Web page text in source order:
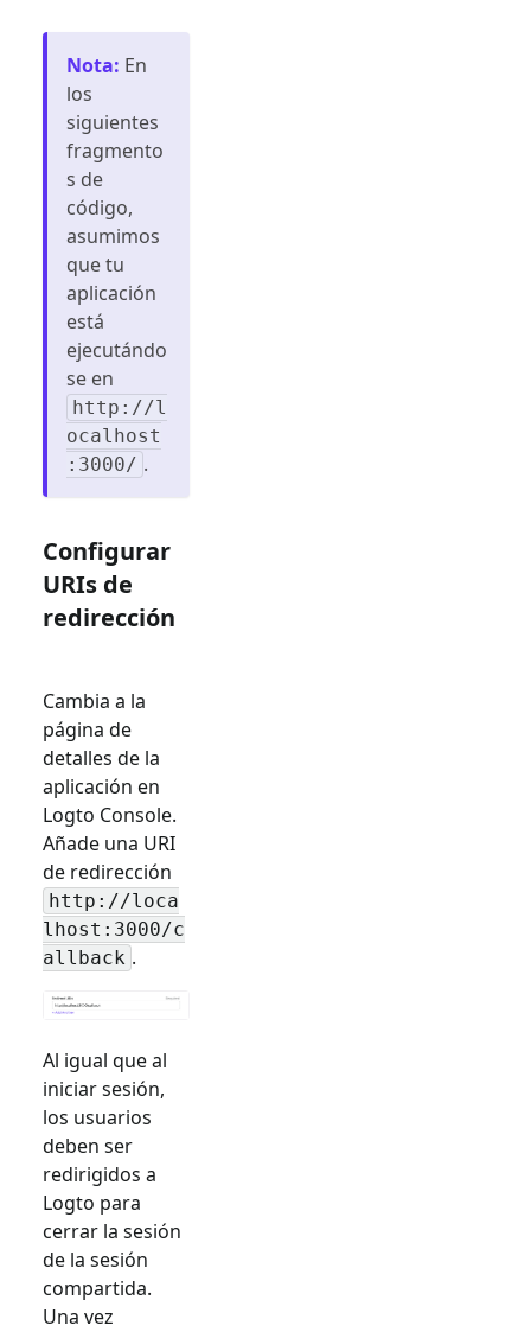
Nota: En
los
siguientes
fragmento
s de
código,
asumimos
que tu
aplicación
está
ejecutándo
se en
http://l
ocalhost
:3000/ .
Configurar
URIs de
redirección
Cambia a la
página de
detalles de la
aplicación en
Logto Console.
Añade una URI
de redirección
http://loca
lhost:3000/c
allback .
Al igual que al
iniciar sesión,
los usuarios
deben ser
redirigidos a
Logto para
cerrar la sesión
de la sesión
compartida.
Una vez